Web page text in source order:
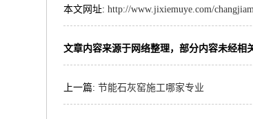
本文网址:http://www.jixiemuye.com/
文章内容来源于网络整理，部分内容未经相
上一篇:节能石灰窑施工哪家专业